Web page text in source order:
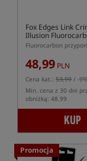
Fox Edges Link
Illusion
48,99 PLN
Cena kat.: 53,99 / -9%
Min. cena z 30 dni
obniżką: 48.99
KUP
Promocja